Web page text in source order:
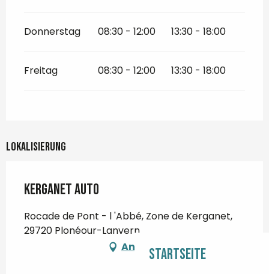
Startseite
Donnerstag 08:30 - 12:00 13:30 - 18:00
Freitag 08:30 - 12:00 13:30 - 18:00
Lokalisierung
Kerganet Auto
Rocade de Pont - l 'Abbé, Zone de Kerganet,
29720 Plonéour-Lanvern
Anfahrt